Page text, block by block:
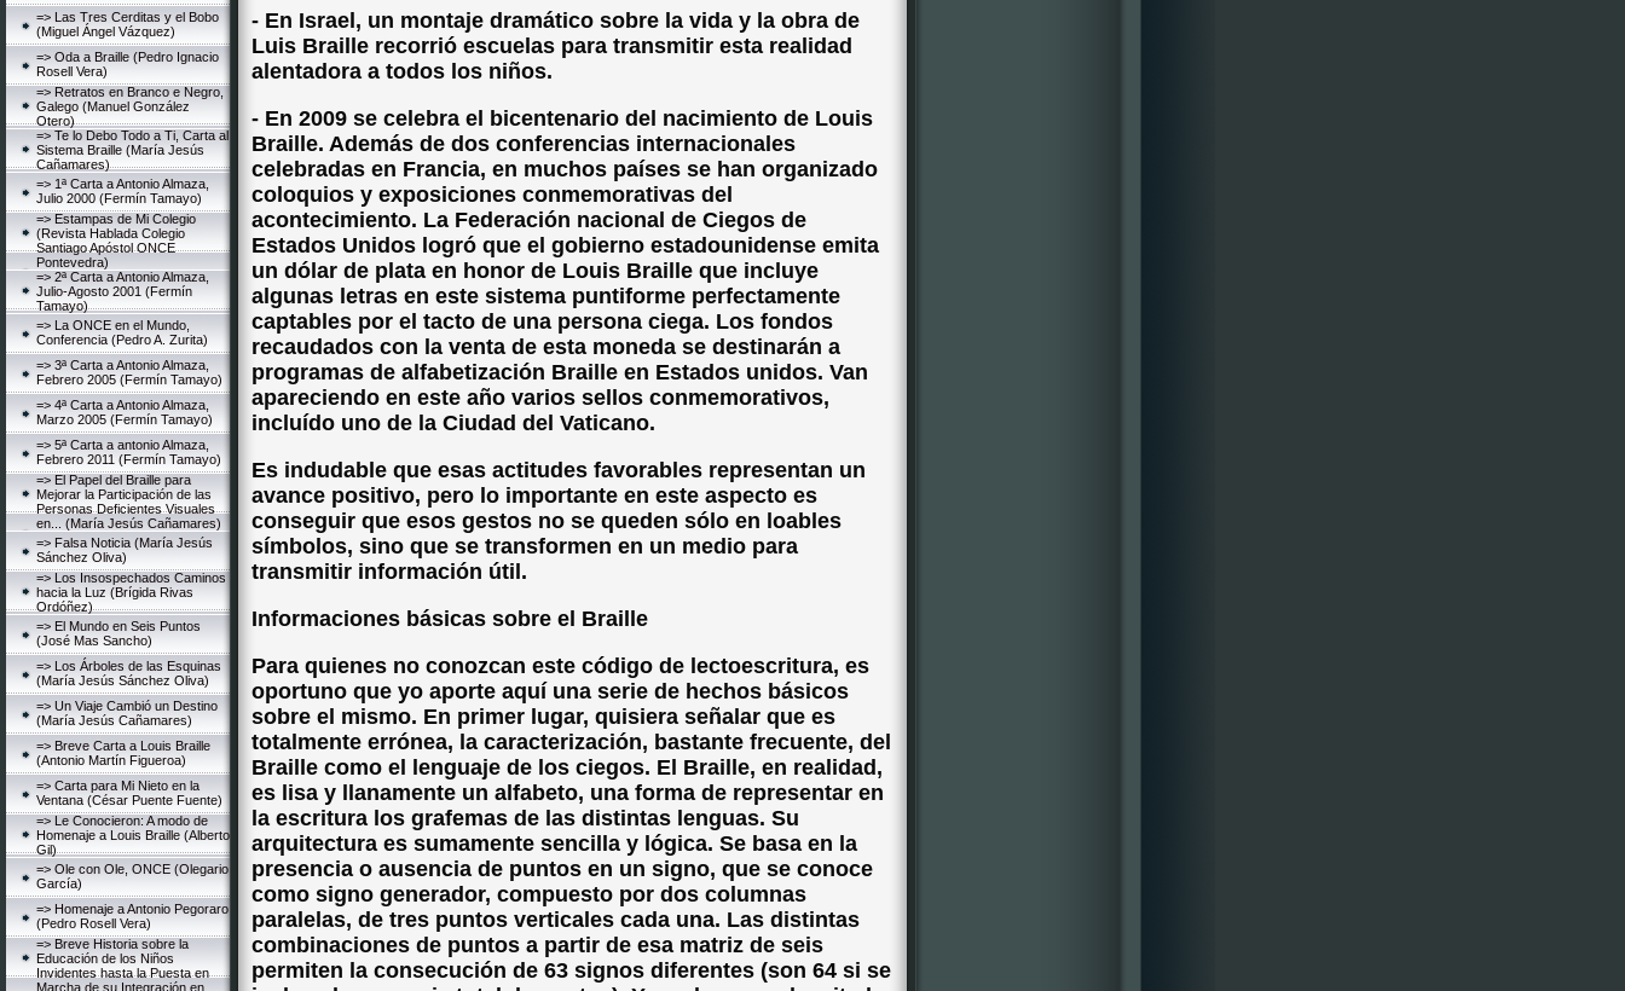
=> Las Tres Cerditas y el Bobo
(Miguel Ángel Vázquez)
=> Oda a Braille (Pedro Ignacio
Rosell Vera)
=> Retratos en Branco e Negro,
Galego (Manuel González
Otero)
=> Te lo Debo Todo a Ti, Carta al
Sistema Braille (María Jesús
Cañamares)
=> 1ª Carta a Antonio Almaza,
Julio 2000 (Fermín Tamayo)
=> Estampas de Mi Colegio
(Revista Hablada Colegio
Santiago Apóstol ONCE
Pontevedra)
=> 2ª Carta a Antonio Almaza,
Julio-Agosto 2001 (Fermín
Tamayo)
=> La ONCE en el Mundo,
Conferencia (Pedro A. Zurita)
=> 3ª Carta a Antonio Almaza,
Febrero 2005 (Fermín Tamayo)
=> 4ª Carta a Antonio Almaza,
Marzo 2005 (Fermín Tamayo)
=> 5ª Carta a antonio Almaza,
Febrero 2011 (Fermín Tamayo)
=> El Papel del Braille para
Mejorar la Participación de las
Personas Deficientes Visuales
en... (María Jesús Cañamares)
=> Falsa Noticia (María Jesús
Sánchez Oliva)
=> Los Insospechados Caminos
hacia la Luz (Brígida Rivas
Ordóñez)
=> El Mundo en Seis Puntos
(José Mas Sancho)
=> Los Árboles de las Esquinas
(María Jesús Sánchez Oliva)
=> Un Viaje Cambió un Destino
(María Jesús Cañamares)
=> Breve Carta a Louis Braille
(Antonio Martín Figueroa)
=> Carta para Mi Nieto en la
Ventana (César Puente Fuente)
=> Le Conocieron: A modo de
Homenaje a Louis Braille (Alberto
Gil)
=> Ole con Ole, ONCE (Olegario
García)
=> Homenaje a Antonio Pegoraro
(Pedro Rosell Vera)
=> Breve Historia sobre la
Educación de los Niños
Invidentes hasta la Puesta en
Marcha de su Integración en
- En Israel, un montaje dramático sobre la vida y la obra de
Luis Braille recorrió escuelas para transmitir esta realidad
alentadora a todos los niños.
- En 2009 se celebra el bicentenario del nacimiento de Louis
Braille. Además de dos conferencias internacionales
celebradas en Francia, en muchos países se han organizado
coloquios y exposiciones conmemorativas del
acontecimiento. La Federación nacional de Ciegos de
Estados Unidos logró que el gobierno estadounidense emita
un dólar de plata en honor de Louis Braille que incluye
algunas letras en este sistema puntiforme perfectamente
captables por el tacto de una persona ciega. Los fondos
recaudados con la venta de esta moneda se destinarán a
programas de alfabetización Braille en Estados unidos. Van
apareciendo en este año varios sellos conmemorativos,
incluído uno de la Ciudad del Vaticano.
Es indudable que esas actitudes favorables representan un
avance positivo, pero lo importante en este aspecto es
conseguir que esos gestos no se queden sólo en loables
símbolos, sino que se transformen en un medio para
transmitir información útil.
Informaciones básicas sobre el Braille
Para quienes no conozcan este código de lectoescritura, es
oportuno que yo aporte aquí una serie de hechos básicos
sobre el mismo. En primer lugar, quisiera señalar que es
totalmente errónea, la caracterización, bastante frecuente, del
Braille como el lenguaje de los ciegos. El Braille, en realidad,
es lisa y llanamente un alfabeto, una forma de representar en
la escritura los grafemas de las distintas lenguas. Su
arquitectura es sumamente sencilla y lógica. Se basa en la
presencia o ausencia de puntos en un signo, que se conoce
como signo generador, compuesto por dos columnas
paralelas, de tres puntos verticales cada una. Las distintas
combinaciones de puntos a partir de esa matriz de seis
permiten la consecución de 63 signos diferentes (son 64 si se